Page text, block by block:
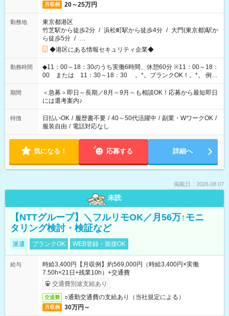
月収例 20～25万円
勤務地
東京都港区
竹芝駅から徒歩2分 / 浜松町駅から徒歩4分 / 大門(東京都)駅か
ら徒歩5分 / …
◆港区にある情報セキュリティ企業◆
勤務時間
◆11：00～18：30のうち実働6時間、休憩60分 ※11：00～18：
00 または 11：30～18：30 。*。ブランクOK！。*。 例え
ば前職が、 在宅/財団法人/事務/コールセンター/受付/販売/カフェ
スタッフ スイーツ販売/ホテルフロント/化粧品販売/など 様々な
業界から入社して活躍されています♪
期間
＜急募＞即日～長期／8月～9月～も相談OK！応募から最短即日
には選考案内♪
特徴 日払いOK / 履歴書不要 / 40～50代活躍中 / 副業・WワークOK /
服装自由 / 電話対応なし
気になる！ 応募する 詳細へ
掲載日：2026.08.07
未読
【NTTグループ】＼フルリモOK／月56万↑モニ
タリング検討・検証など
派遣 ブランクOK WEB登録・面接OK
給与
時給3,400円【月収例】約569,000円（時給3,400円×実働
7.50h×21日+残業10h）+交通費
交通費別途支給あり
交通費 ○通勤交通費の支給あり（当社規定による）
月収例 30万円～